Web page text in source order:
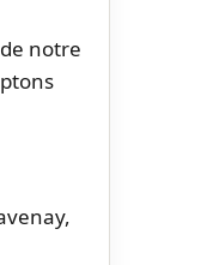
notre